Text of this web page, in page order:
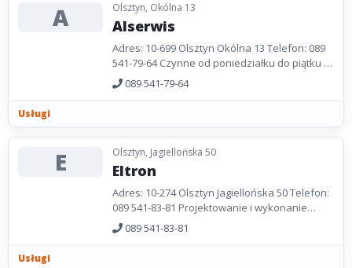
A Olsztyn, Okólna 13
Alserwis
Adres: 10-699 Olsztyn Okólna 13 Telefon: 089
541-79-64 Czynne od poniedziałku do piątku w
godzinach 8.00-16.00.
089 541-79-64
Usługi
E Olsztyn, Jagiellońska 50
Eltron
Adres: 10-274 Olsztyn Jagiellońska 50 Telefon:
089 541-83-81 Projektowanie i wykonanie
systemów alarmowych, przeciwpożarowych.
Strona...
089 541-83-81
Usługi